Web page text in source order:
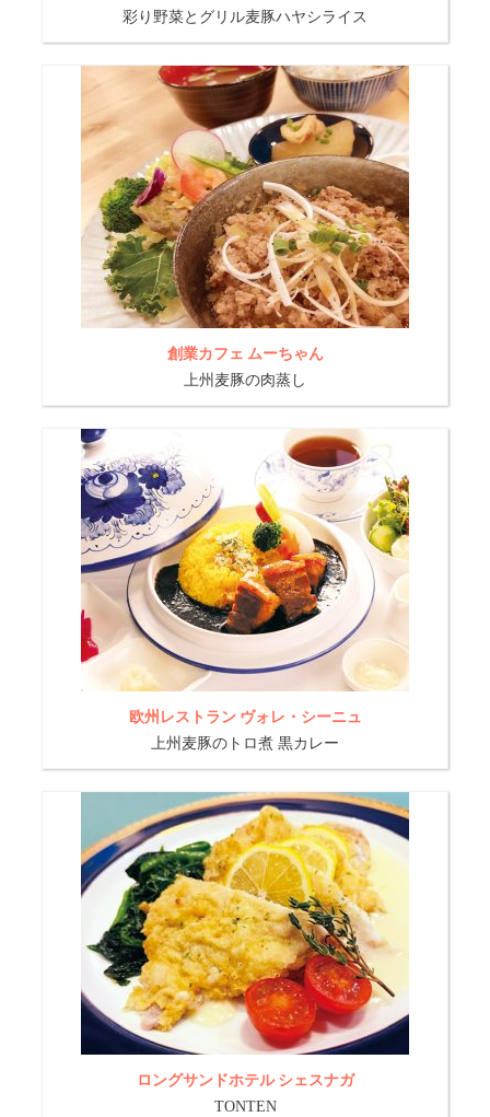
彩り野菜とグリル麦豚ハヤシライス
創業カフェ ムーちゃん
上州麦豚の肉蒸し
欧州レストラン ヴォレ・シーニュ
上州麦豚のトロ煮 黒カレー
ロングサンドホテル シェスナガ
TONTEN